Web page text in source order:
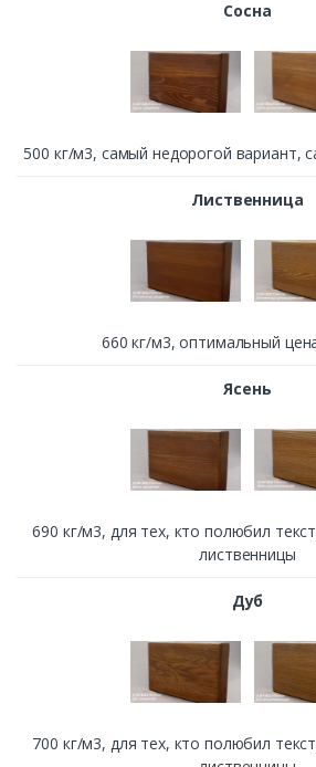
Сосна
500 кг/м3, cамый недорогой вариант,
Лиственница
660 кг/м3, оптимальный
Ясень
690 кг/м3, для тех, кто полюбил
лиственницы
Дуб
700 кг/м3, для тех, кто полюбил